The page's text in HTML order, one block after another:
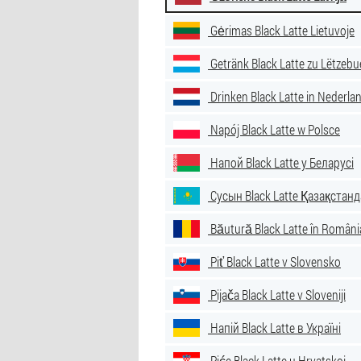
Gėrimas Black Latte Lietuvoje
Getränk Black Latte zu
Drinken Black Latte in
Napój Black Latte w Polsce
Напой Black Latte у Беларусі
Сусын Black Latte
Băutură Black Latte în
Piť Black Latte v Slovensko
Pijača Black Latte v Sloveniji
Напій Black Latte в Україні